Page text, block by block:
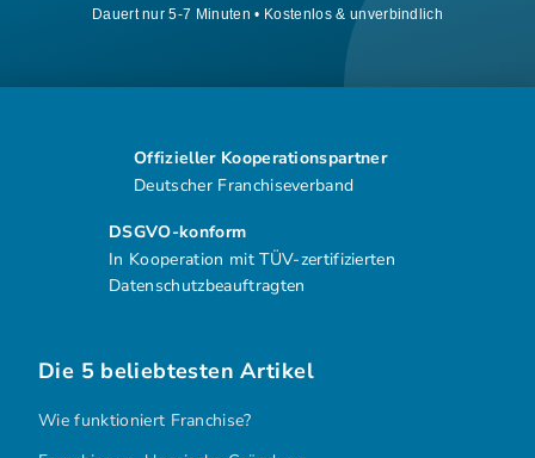
Dauert nur 5-7 Minuten • Kostenlos & unverbindlich
DSGVO-konform
In Kooperation mit TÜV-zertifizierten
Datenschutzbeauftragten
Offizieller Kooperationspartner
Deutscher Franchiseverband
Die 5 beliebtesten Artikel
Wie funktioniert Franchise?